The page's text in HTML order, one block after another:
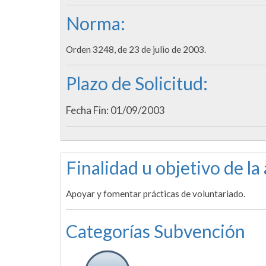
Norma:
Orden 3248, de 23 de julio de 2003.
Plazo de Solicitud:
Fecha Fin: 01/09/2003
Finalidad u objetivo de la
Apoyar y fomentar prácticas de voluntariado.
Categorías Subvención